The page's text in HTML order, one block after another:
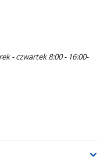
- czwartek 8:00 - 16:00-